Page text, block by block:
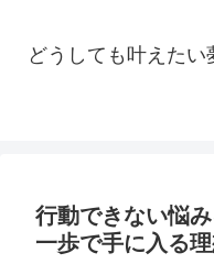
どうしても叶えた
行動できない悩
一歩で手に入る